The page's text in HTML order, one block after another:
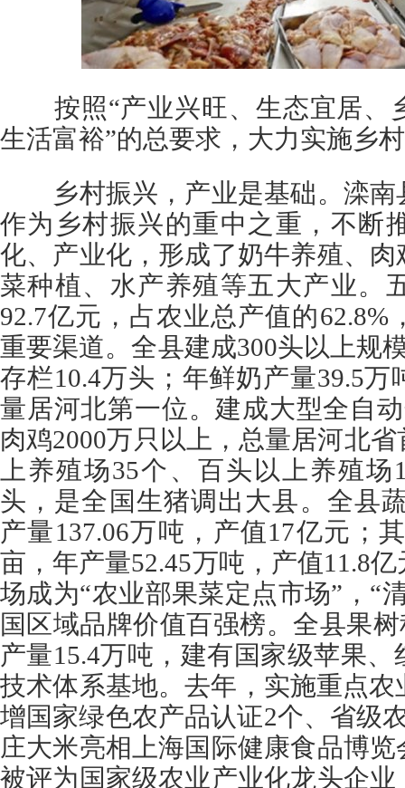
按照“产业兴旺、生态宜居、
生活富裕”的总要求，大力实施乡
乡村振兴，产业是基础。滦南
作为乡村振兴的重中之重，不断
化、产业化，形成了奶牛养殖、
菜种植、水产养殖等五大产业。
92.7亿元，占农业总产值的
重要渠道。全县建成300头以上规
存栏10.4万头；年鲜奶产量39.5
量居河北第一位。建成大型全自
肉鸡2000万只以上，总量居河北
上养殖场35个、百头以上养殖
头，是全国生猪调出大县。全县
产量137.06万吨，产值17亿元；
亩，年产量52.45万吨，产值11.8
场成为“农业部果菜定点市场”，“
国区域品牌价值百强榜。全县果
产量15.4万吨，建有国家级苹果
技术体系基地。去年，实施重点
增国家绿色农产品认证2个、省级
庄大米亮相上海国际健康食品博
被评为国家级农业产业化龙头企